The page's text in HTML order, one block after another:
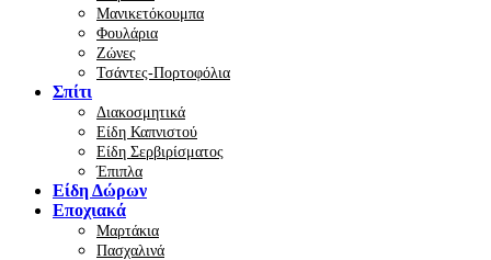
Μανικετόκουμπα
Φουλάρια
Ζώνες
Τσάντες-Πορτοφόλια
Σπίτι
Διακοσμητικά
Είδη Καπνιστού
Είδη Σερβιρίσματος
Έπιπλα
Είδη Δώρων
Εποχιακά
Μαρτάκια
Πασχαλινά